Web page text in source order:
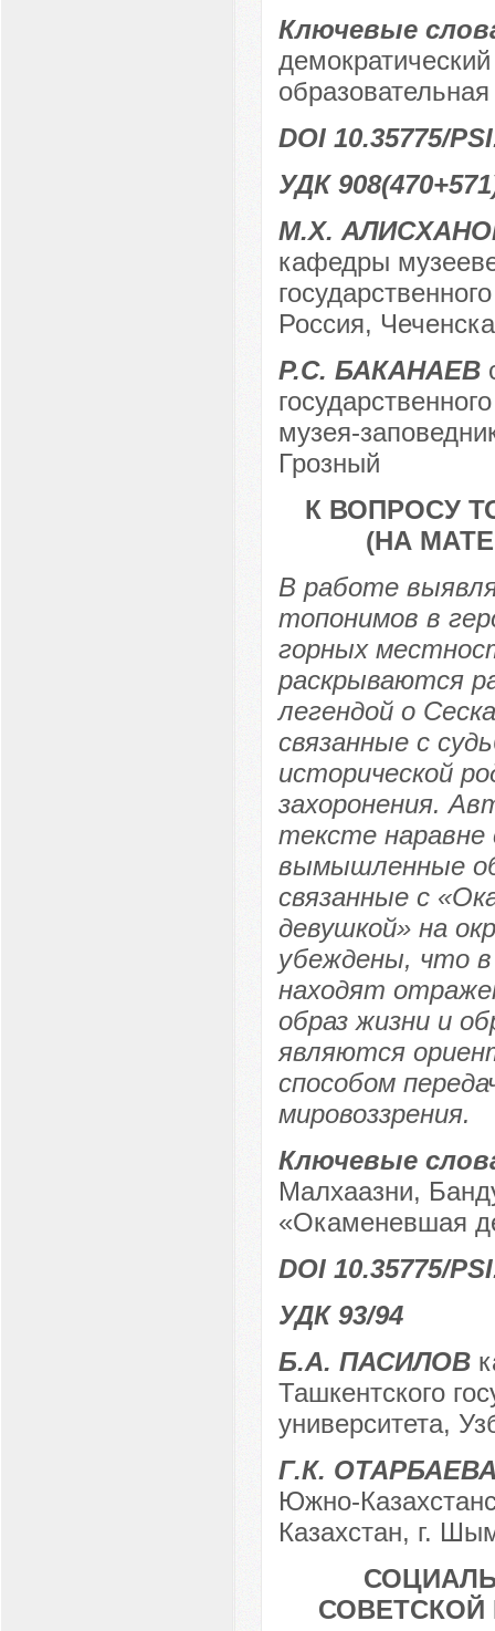
Ключевые
DOI 10.35775/
УДК
М.Х.
кафедры
Россия,
Р.С. БАКАНАЕВ
музея-
Грозный
К ВОПРОСУ
(НА
В работе
топонимов в
горных
раскрываются
легендой о
связанные с
исторической
захоронения.
тексте
вымышленные
связанные с
девушкой» на
убеждены, что
находят
образ жизни и
являются
способом
мировоззрения.
Ключевые
Малхаазни,
«Окаменевшая
DOI 10.35775/
УДК 93/94
Б.А. ПАСИЛОВ
Ташкентского
университета,
Г.К.
Южно-
Казахстан, г.
СОВЕТСКОЙ